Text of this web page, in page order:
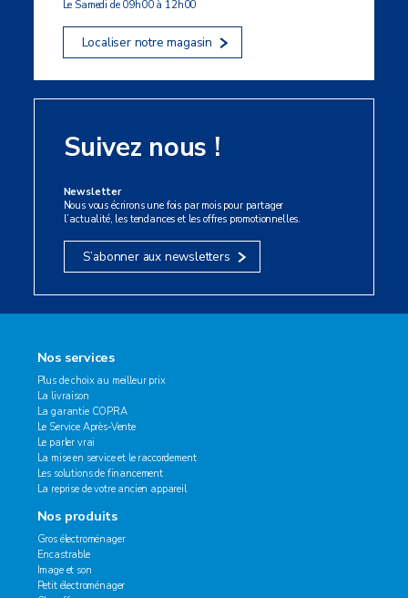
Le Samedi de 09h00 à 12h00
Localiser notre magasin
Suivez nous !
Newsletter
Nous vous écrirons une fois par mois pour partager
l’actualité, les tendances et les offres promotionnelles.
S’abonner aux newsletters
Nos services
Plus de choix au meilleur prix
La livraison
La garantie COPRA
Le Service Après-Vente
Le parler vrai
La mise en service et le raccordement
Les solutions de financement
La reprise de votre ancien appareil
Nos produits
Gros électroménager
Encastrable
Image et son
Petit électroménager